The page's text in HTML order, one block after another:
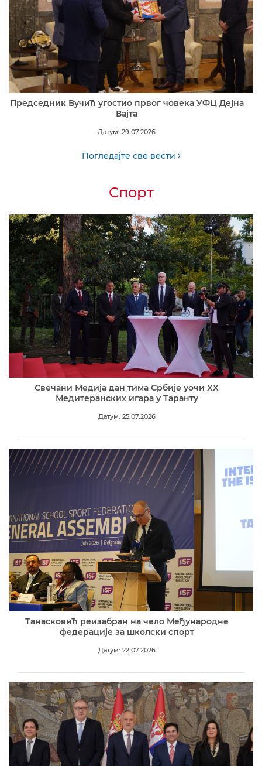
Председник Вучић угостио првог човека УФЦ Дејна
Вајта
Датум: 29.07.2026
Погледајте све вести
Спорт
Свечани Медија дан тима Србије уочи XX
Медитеранских игара у Таранту
Датум: 25.07.2026
Танасковић реизабран на чело Међународне
федерације за школски спорт
Датум: 22.07.2026